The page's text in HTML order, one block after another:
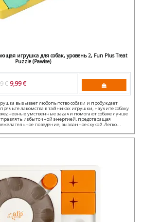
игрушка для собак, уровень 2, Fun Plus Treat
Puzzle (Pawise)
€ 9,99 €
вызывает любопытство собаки и пробуждает
лакомства в тайниках игрушки, научите собаку
умственные задачи помогают собаке лучше
избыточной энергией, предотвращая
поведение, вызванное скукой.Легко...